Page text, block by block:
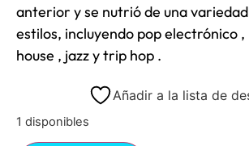
anterior y se nutrió de una
estilos, incluyendo pop electrónico ,
house , jazzytrip hop .
Añadir a la lista de
1 disponibles